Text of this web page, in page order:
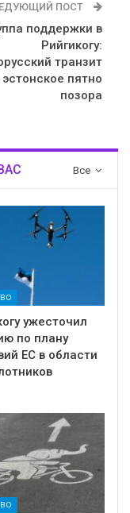
ПОСТ
поддержки в
Рийгикогу:
транзит
пятно
позора
Все
ужесточил
по плану
ЕС в области